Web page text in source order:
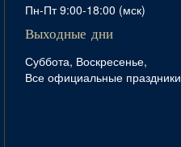
Пн-Пт 9:00-18:00 (мск)
Выходные дни
Суббота, Воскресенье,
Все официальные праздники